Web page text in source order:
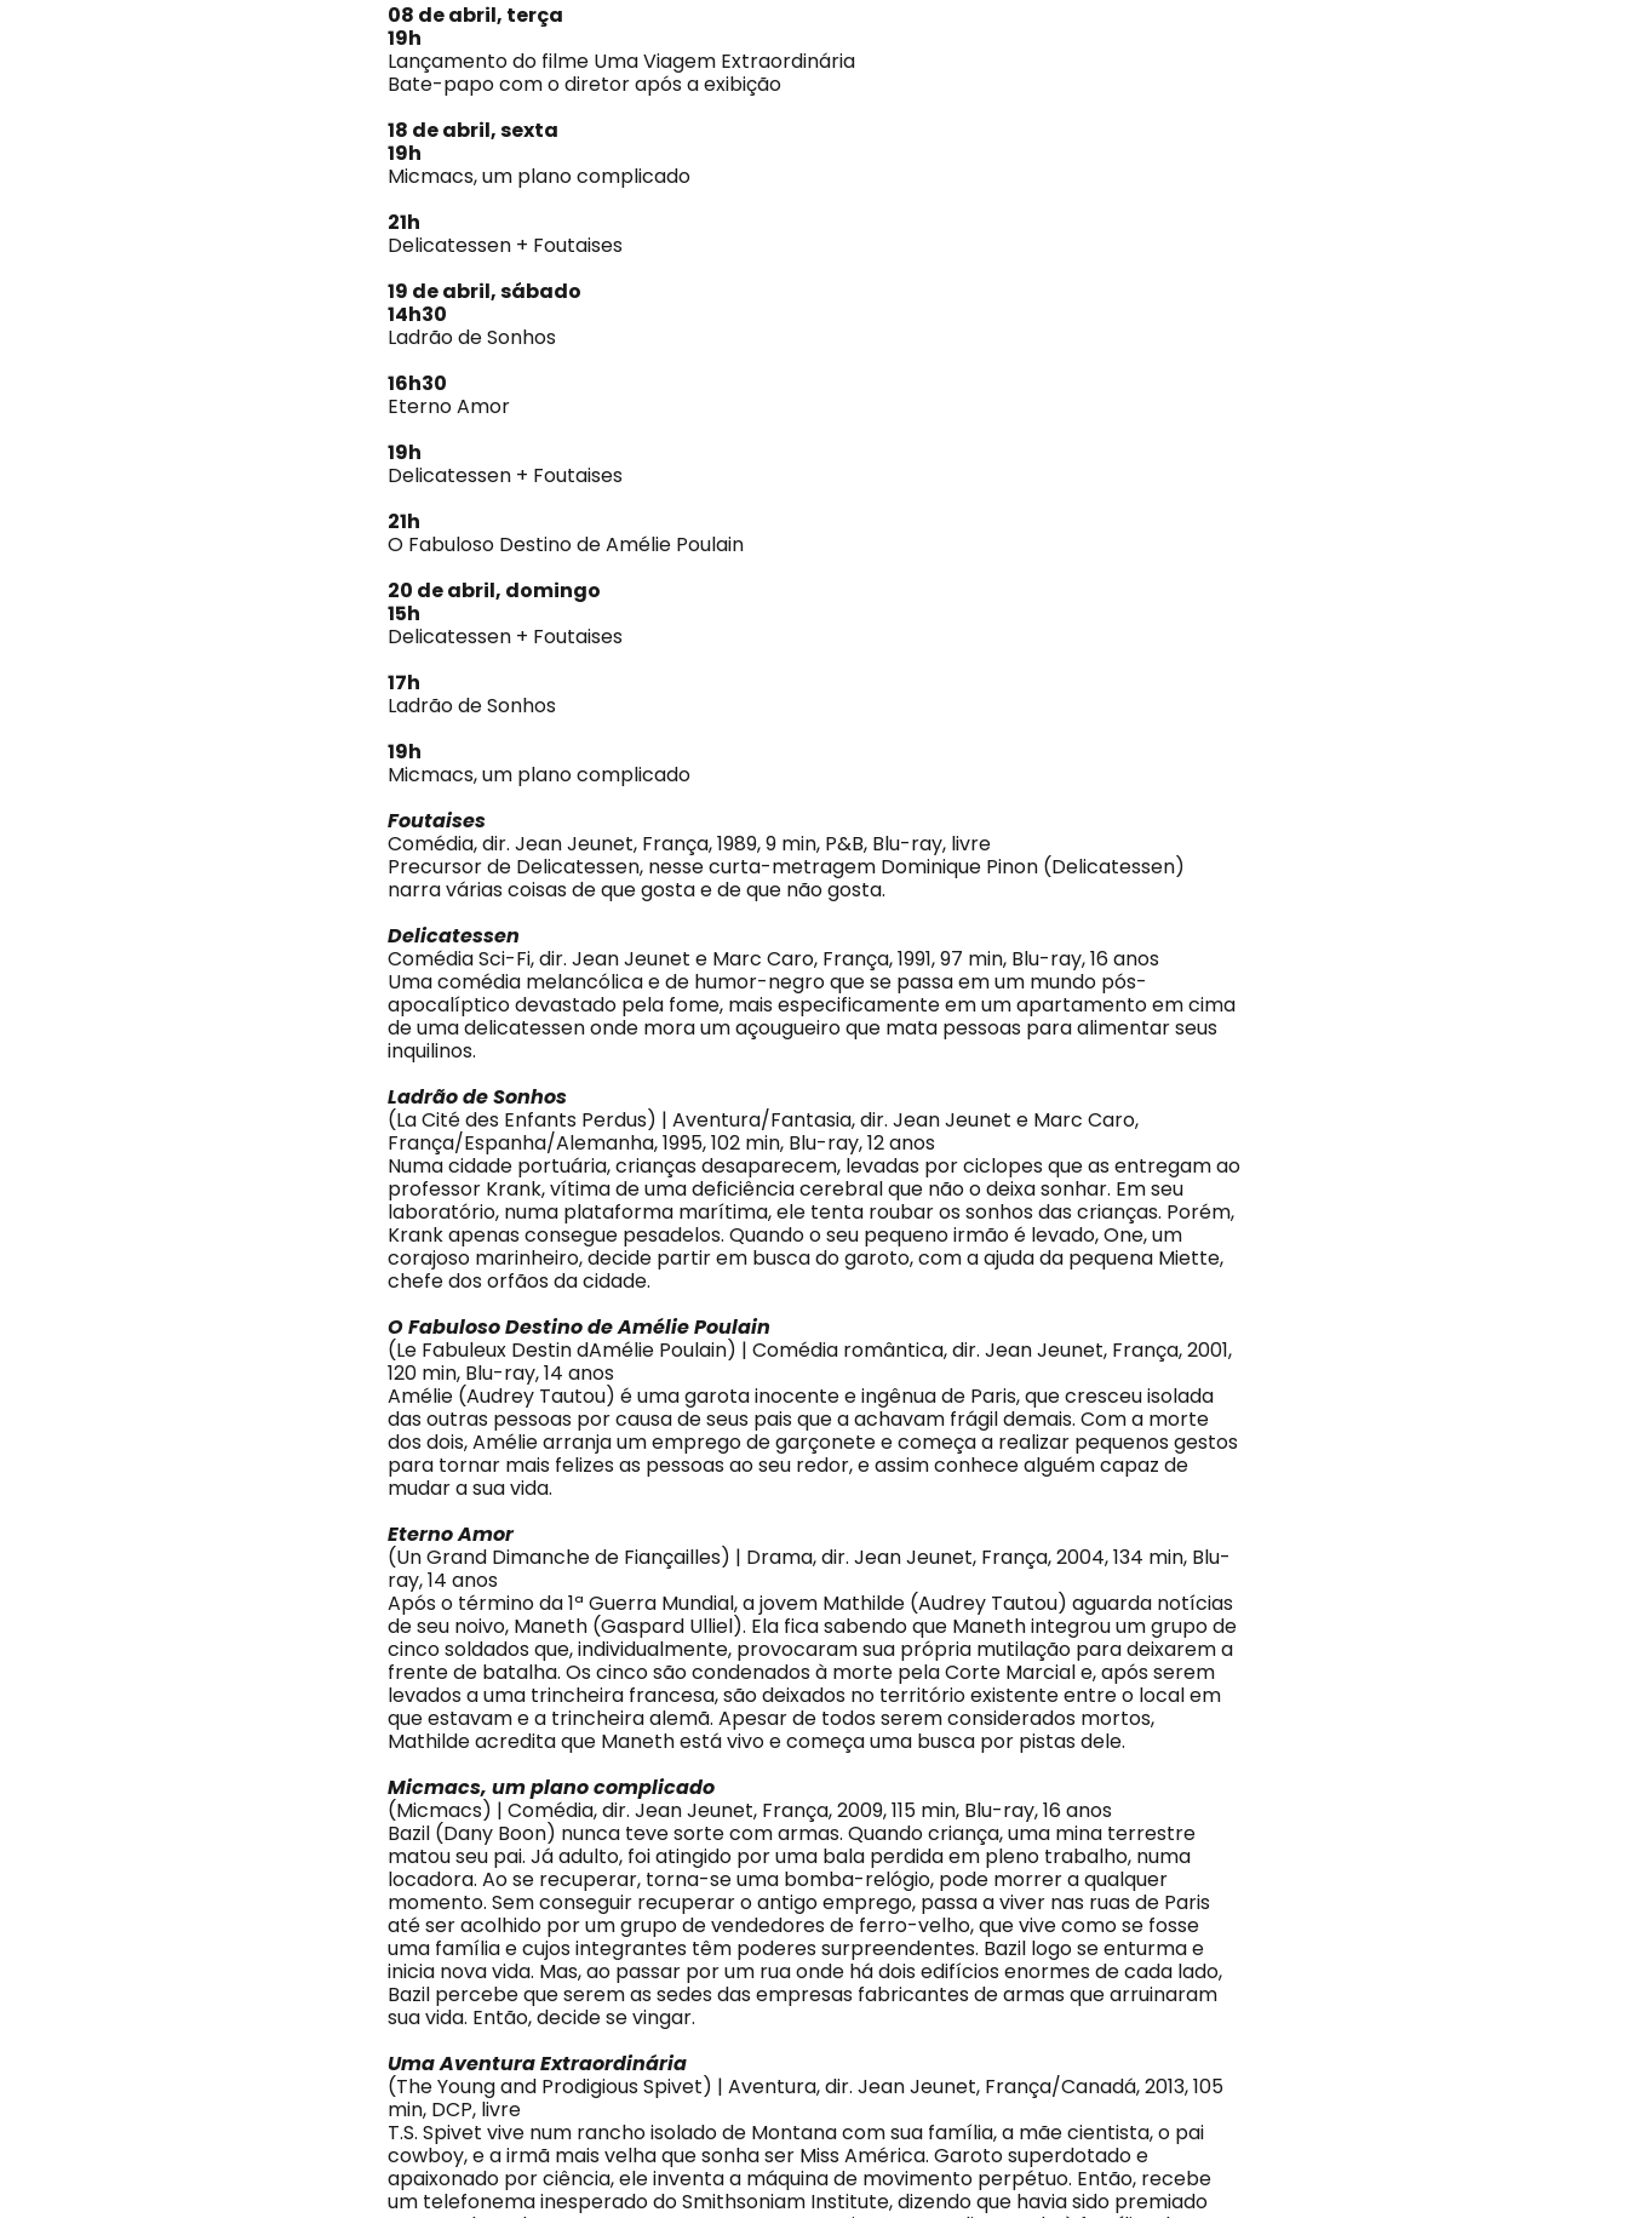
08 de abril, terça
19h
Lançamento do filme Uma Viagem Extraordinária
Bate-papo com o diretor após a exibição
18 de abril, sexta
19h
Micmacs, um plano complicado
21h
Delicatessen + Foutaises
19 de abril, sábado
14h30
Ladrão de Sonhos
16h30
Eterno Amor
19h
Delicatessen + Foutaises
21h
O Fabuloso Destino de Amélie Poulain
20 de abril, domingo
15h
Delicatessen + Foutaises
17h
Ladrão de Sonhos
19h
Micmacs, um plano complicado
Foutaises
Comédia, dir. Jean Jeunet, França, 1989, 9 min, P&B, Blu-ray, livre
Precursor de Delicatessen, nesse curta-metragem Dominique Pinon (Delicatessen)
narra várias coisas de que gosta e de que não gosta.
Delicatessen
Comédia Sci-Fi, dir. Jean Jeunet e Marc Caro, França, 1991, 97 min, Blu-ray, 16 anos
Uma comédia melancólica e de humor-negro que se passa em um mundo pós-
apocalíptico devastado pela fome, mais especificamente em um apartamento em cima
de uma delicatessen onde mora um açougueiro que mata pessoas para alimentar seus
inquilinos.
Ladrão de Sonhos
(La Cité des Enfants Perdus) | Aventura/Fantasia, dir. Jean Jeunet e Marc Caro,
França/Espanha/Alemanha, 1995, 102 min, Blu-ray, 12 anos
Numa cidade portuária, crianças desaparecem, levadas por ciclopes que as entregam ao
professor Krank, vítima de uma deficiência cerebral que não o deixa sonhar. Em seu
laboratório, numa plataforma marítima, ele tenta roubar os sonhos das crianças. Porém,
Krank apenas consegue pesadelos. Quando o seu pequeno irmão é levado, One, um
corajoso marinheiro, decide partir em busca do garoto, com a ajuda da pequena Miette,
chefe dos orfãos da cidade.
O Fabuloso Destino de Amélie Poulain
(Le Fabuleux Destin dAmélie Poulain) | Comédia romântica, dir. Jean Jeunet, França, 2001,
120 min, Blu-ray, 14 anos
Amélie (Audrey Tautou) é uma garota inocente e ingênua de Paris, que cresceu isolada
das outras pessoas por causa de seus pais que a achavam frágil demais. Com a morte
dos dois, Amélie arranja um emprego de garçonete e começa a realizar pequenos gestos
para tornar mais felizes as pessoas ao seu redor, e assim conhece alguém capaz de
mudar a sua vida.
Eterno Amor
(Un Grand Dimanche de Fiançailles) | Drama, dir. Jean Jeunet, França, 2004, 134 min, Blu-
ray, 14 anos
Após o término da 1ª Guerra Mundial, a jovem Mathilde (Audrey Tautou) aguarda notícias
de seu noivo, Maneth (Gaspard Ulliel). Ela fica sabendo que Maneth integrou um grupo de
cinco soldados que, individualmente, provocaram sua própria mutilação para deixarem a
frente de batalha. Os cinco são condenados à morte pela Corte Marcial e, após serem
levados a uma trincheira francesa, são deixados no território existente entre o local em
que estavam e a trincheira alemã. Apesar de todos serem considerados mortos,
Mathilde acredita que Maneth está vivo e começa uma busca por pistas dele.
Micmacs, um plano complicado
(Micmacs) | Comédia, dir. Jean Jeunet, França, 2009, 115 min, Blu-ray, 16 anos
Bazil (Dany Boon) nunca teve sorte com armas. Quando criança, uma mina terrestre
matou seu pai. Já adulto, foi atingido por uma bala perdida em pleno trabalho, numa
locadora. Ao se recuperar, torna-se uma bomba-relógio, pode morrer a qualquer
momento. Sem conseguir recuperar o antigo emprego, passa a viver nas ruas de Paris
até ser acolhido por um grupo de vendedores de ferro-velho, que vive como se fosse
uma família e cujos integrantes têm poderes surpreendentes. Bazil logo se enturma e
inicia nova vida. Mas, ao passar por um rua onde há dois edifícios enormes de cada lado,
Bazil percebe que serem as sedes das empresas fabricantes de armas que arruinaram
sua vida. Então, decide se vingar.
Uma Aventura Extraordinária
(The Young and Prodigious Spivet) | Aventura, dir. Jean Jeunet, França/Canadá, 2013, 105
min, DCP, livre
T.S. Spivet vive num rancho isolado de Montana com sua família, a mãe cientista, o pai
cowboy, e a irmã mais velha que sonha ser Miss América. Garoto superdotado e
apaixonado por ciência, ele inventa a máquina de movimento perpétuo. Então, recebe
um telefonema inesperado do Smithsoniam Institute, dizendo que havia sido premiado